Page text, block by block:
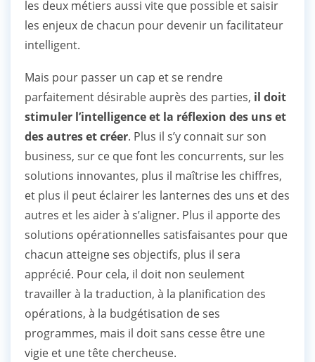
les deux métiers aussi vite que possible et saisir
les enjeux de chacun pour devenir un facilitateur
intelligent.
Mais pour passer un cap et se rendre
parfaitement désirable auprès des parties, il doit
stimuler l’intelligence et la réflexion des uns et
des autres et créer. Plus il s’y connait sur son
business, sur ce que font les concurrents, sur les
solutions innovantes, plus il maîtrise les chiffres,
et plus il peut éclairer les lanternes des uns et des
autres et les aider à s’aligner. Plus il apporte des
solutions opérationnelles satisfaisantes pour que
chacun atteigne ses objectifs, plus il sera
apprécié. Pour cela, il doit non seulement
travailler à la traduction, à la planification des
opérations, à la budgétisation de ses
programmes, mais il doit sans cesse être une
vigie et une tête chercheuse.